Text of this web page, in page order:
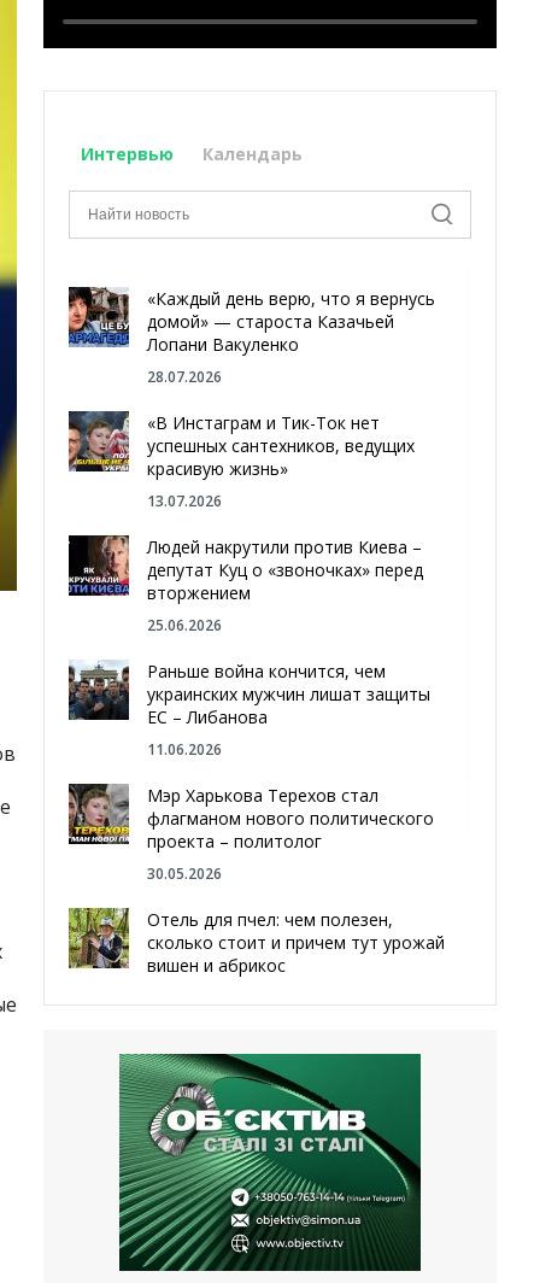
Интервью Календарь
«Каждый день верю, что я вернусь
домой» — староста Казачьей
Лопани Вакуленко
28.07.2026
«В Инстаграм и Тик-Ток нет
успешных сантехников, ведущих
красивую жизнь»
13.07.2026
Людей накрутили против Киева –
депутат Куц о «звоночках» перед
вторжением
25.06.2026
Раньше война кончится, чем
украинских мужчин лишат защиты
ЕС – Либанова
11.06.2026
Мэр Харькова Терехов стал
флагманом нового политического
проекта – политолог
30.05.2026
Отель для пчел: чем полезен,
сколько стоит и причем тут урожай
вишен и абрикос
Чугуева, города, который устоял,
несмотря ни на что
21.05.2026
«ТЦК нарушает закон? Пусть
платят!» Как благодаря штрафу
женщину сняли с учета
15.05.2026